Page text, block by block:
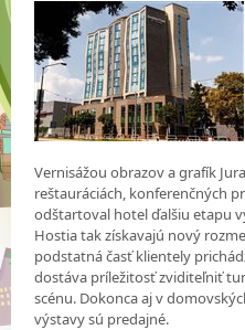
Vernisážou obrazov a grafík
reštauráciách, konferenčných
odštartoval hotel ďalšiu etapu
Hostia tak získavajú nový
podstatná časť klientely
dostáva príležitosť zviditeľniť
scénu. Dokonca aj v
výstavy sú predajné.